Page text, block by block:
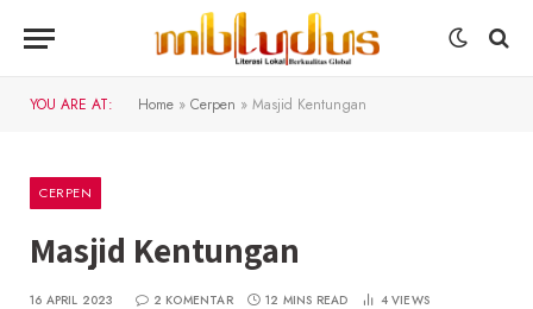
YOU ARE AT: Home » Cerpen » Masjid Kentungan
CERPEN
Masjid Kentungan
16 APRIL 2023 2 KOMENTAR 12 MINS READ 4VIEWS